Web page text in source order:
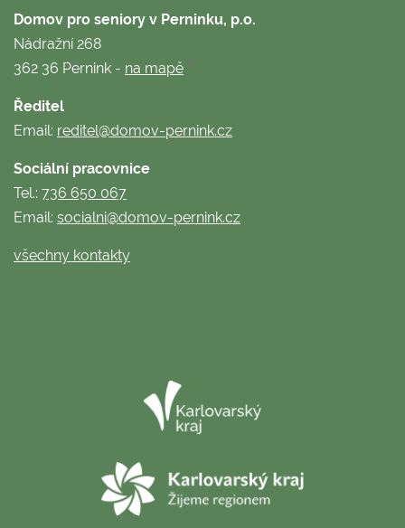
Domov pro seniory v Perninku, p.o.
Nádražní 268
362 36 Pernink - na mapě
Ředitel
Email: reditel@domov-pernink.cz
Sociální pracovnice
Tel.: 736 650 067
Email: socialni@domov-pernink.cz
všechny kontakty